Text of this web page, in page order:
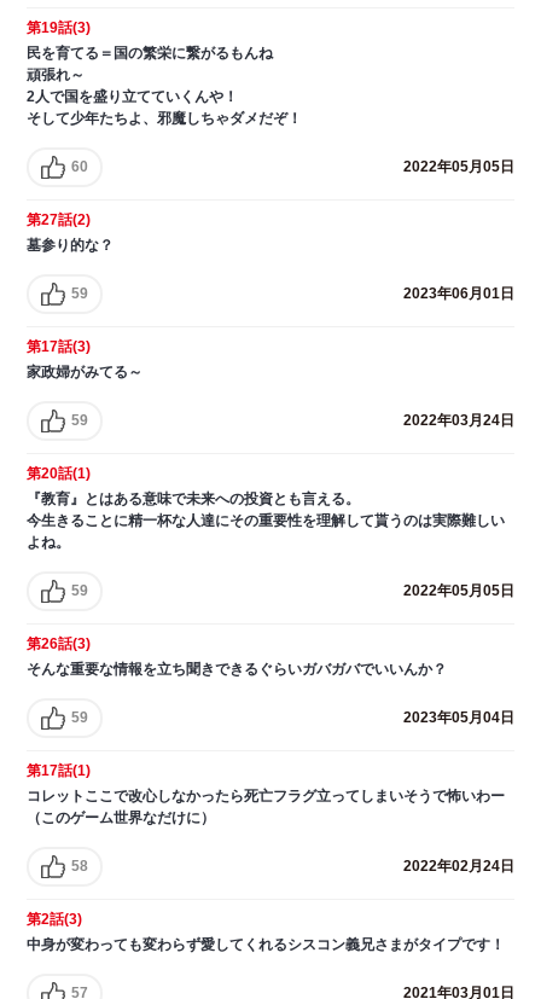
第19話(3)
民を育てる＝国の繁栄に繋がるもんね
頑張れ～
2人で国を盛り立てていくんや！
そして少年たちよ、邪魔しちゃダメだぞ！
60 2022年05月05日
第27話(2)
墓参り的な？
59 2023年06月01日
第17話(3)
家政婦がみてる～
59 2022年03月24日
第20話(1)
『教育』とはある意味で未来への投資とも言える。
今生きることに精一杯な人達にその重要性を理解して貰うのは実際難しい
よね。
59 2022年05月05日
第26話(3)
そんな重要な情報を立ち聞きできるぐらいガバガバでいいんか？
59 2023年05月04日
第17話(1)
コレットここで改心しなかったら死亡フラグ立ってしまいそうで怖いわー
（このゲーム世界なだけに）
58 2022年02月24日
第2話(3)
中身が変わっても変わらず愛してくれるシスコン義兄さまがタイプです！
57 2021年03月01日